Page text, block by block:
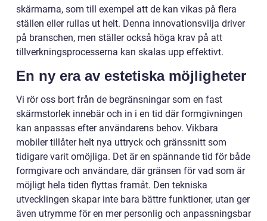
skärmarna, som till exempel att de kan vikas på flera
ställen eller rullas ut helt. Denna innovationsvilja driver
på branschen, men ställer också höga krav på att
tillverkningsprocesserna kan skalas upp effektivt.
En ny era av estetiska möjligheter
Vi rör oss bort från de begränsningar som en fast
skärmstorlek innebär och in i en tid där formgivningen
kan anpassas efter användarens behov. Vikbara
mobiler tillåter helt nya uttryck och gränssnitt som
tidigare varit omöjliga. Det är en spännande tid för både
formgivare och användare, där gränsen för vad som är
möjligt hela tiden flyttas framåt. Den tekniska
utvecklingen skapar inte bara bättre funktioner, utan ger
även utrymme för en mer personlig och anpassningsbar